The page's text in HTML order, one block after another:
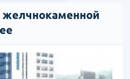
желчнокаменной